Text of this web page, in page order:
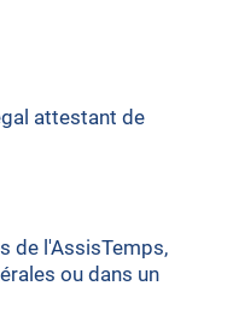
attestant de
de l'AssisTemps,
ou dans un